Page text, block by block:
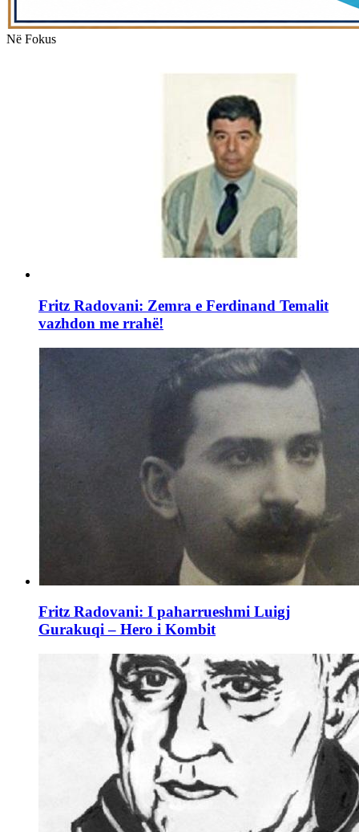
Në Fokus
Fritz Radovani: Zemra e Ferdinand Temalit
vazhdon me rrahë!
Fritz Radovani: I paharrueshmi Luigj
Gurakuqi – Hero i Kombit